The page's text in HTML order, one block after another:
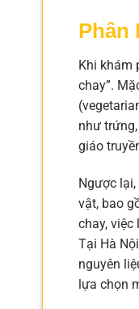
Phân
Khi khám
chay”.
như
giáo
Ngược
vật, bao
chay,
Tại Hà
nguyên
lựa chọn